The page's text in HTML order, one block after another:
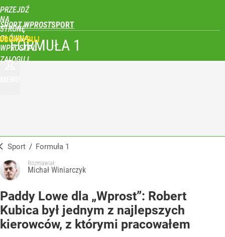
PRZEJDŹ
NA
STRONĘ
GŁÓWNĄ
WPROST.PL
SPORT WPROST
ZALOGUJ
FORMUŁA 1
Sport / Formuła 1
Rozmawiał:
Michał Winiarczyk
Paddy Lowe dla „Wprost”: Robert
Kubica był jednym z najlepszych
kierowców, z którymi pracowałem